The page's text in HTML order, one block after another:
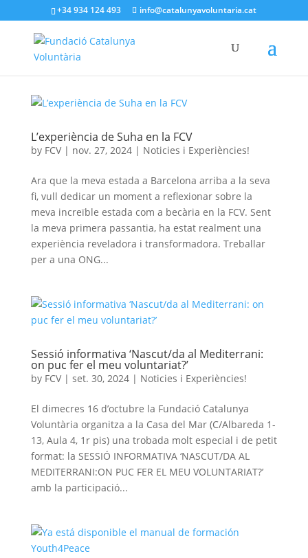
+34 934 124 493 info@catalunyavoluntaria.cat
L’experiència de Suha en la FCV
by FCV| nov. 27, 2024| Noticies i Experiències!
Ara que la meva estada a Barcelona arriba a la seva
fi, vull dedicar un moment a reflexionar sobre la
meva increïble estada com a becària en la FCV. Sent
la meva primera passantia, ha estat realment una
experiència reveladora i transformadora. Treballar
per a una ONG...
Sessió informativa ‘Nascut/da al Mediterrani:
on puc fer el meu voluntariat?’
by FCV| set. 30, 2024| Noticies i Experiències!
El dimecres 16 d’octubre la Fundació Catalunya
Voluntària organitza a la Casa del Mar (C/Albareda 1-
13, Aula 4, 1r pis) una trobada molt especial i de petit
format: la SESSIÓ INFORMATIVA ‘NASCUT/DA AL
MEDITERRANI:ON PUC FER EL MEU VOLUNTARIAT?’
amb la participació...